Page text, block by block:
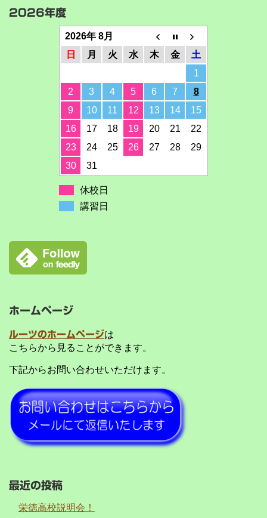
2026年度
2026年 8月
日
月 火 水 木 金
土
1
2
3 4 5 6 7
8
9
10 11 12 13 14
15
16
17 18 19 20 21
22
23
24 25 26 27 28
29
30
31
休校日
講習日
ホームページ
ルーツのホームページは
こちらから見ることができます。
下記からお問い合わせいただけます。
最近の投稿
栄徳高校説明会！